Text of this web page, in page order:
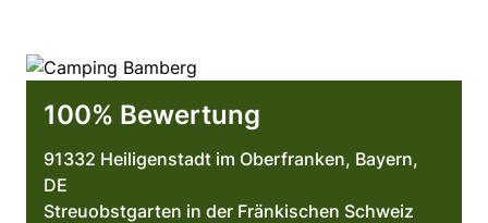
100% Bewertung
91332 Heiligenstadt im Oberfranken, Bayern,
DE
Streuobstgarten in der Fränkischen Schweiz